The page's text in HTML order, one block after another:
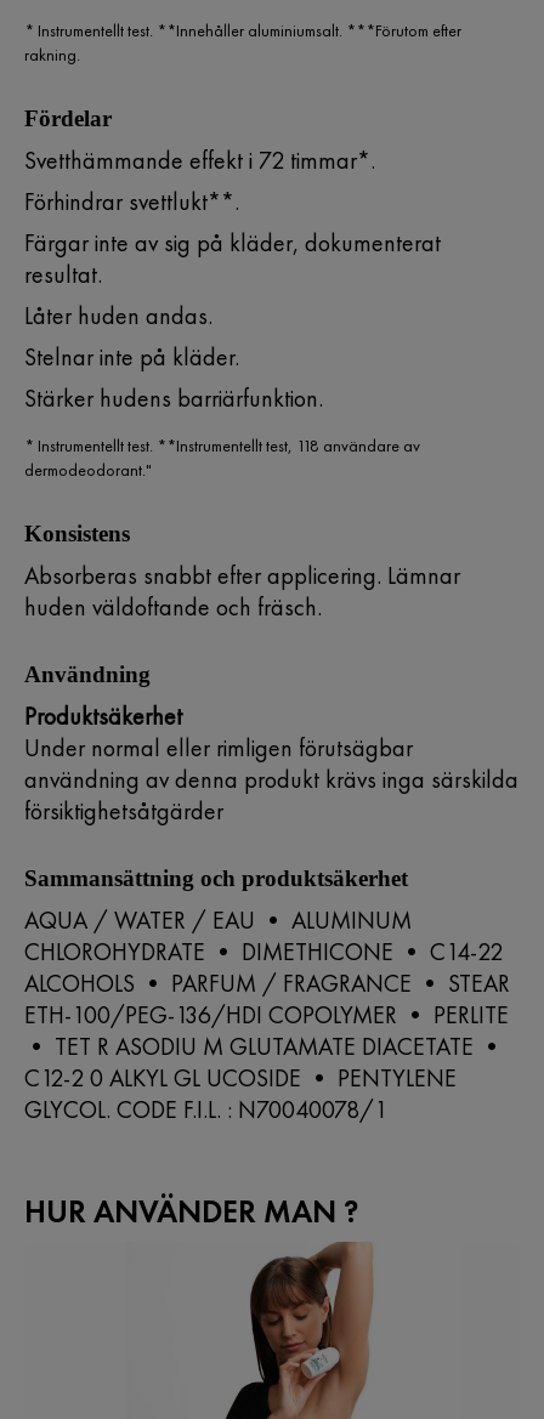
* Instrumentellt test. **Innehåller aluminiumsalt. ***Förutom efter
rakning.
Fördelar
Svetthämmande effekt i 72 timmar*.
Förhindrar svettlukt**.
Färgar inte av sig på kläder, dokumenterat
resultat.
Låter huden andas.
Stelnar inte på kläder.
Stärker hudens barriärfunktion.
* Instrumentellt test. **Instrumentellt test, 118 användare av
dermodeodorant."
Konsistens
Absorberas snabbt efter applicering. Lämnar
huden väldoftande och fräsch.
Användning
Produktsäkerhet
Under normal eller rimligen förutsägbar
användning av denna produkt krävs inga särskilda
försiktighetsåtgärder
Sammansättning och produktsäkerhet
AQUA / WATER / EAU • ALUMINUM
CHLOROHYDRATE • DIMETHICONE • C14-22
ALCOHOLS • PARFUM / FRAGRANCE • STEAR
ETH-100/PEG-136/HDI COPOLYMER • PERLITE
• TET R ASODIU M GLUTAMATE DIACETATE •
C12-2 0 ALKYL GL UCOSIDE • PENTYLENE
GLYCOL. CODE F.I.L. : N70040078/1
HUR ANVÄNDER MAN ?